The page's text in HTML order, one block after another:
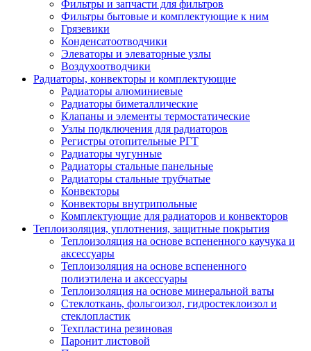
Фильтры и запчасти для фильтров
Фильтры бытовые и комплектующие к ним
Грязевики
Конденсатоотводчики
Элеваторы и элеваторные узлы
Воздухоотводчики
Радиаторы, конвекторы и комплектующие
Радиаторы алюминиевые
Радиаторы биметаллические
Клапаны и элементы термостатические
Узлы подключения для радиаторов
Регистры отопительные РГТ
Радиаторы чугунные
Радиаторы стальные панельные
Радиаторы стальные трубчатые
Конвекторы
Конвекторы внутрипольные
Комплектующие для радиаторов и конвекторов
Теплоизоляция, уплотнения, защитные покрытия
Теплоизоляция на основе вспененного каучука и
аксессуары
Теплоизоляция на основе вспененного
полиэтилена и аксессуары
Теплоизоляция на основе минеральной ваты
Стеклоткань, фольгоизол, гидростеклоизол и
стеклопластик
Техпластина резиновая
Паронит листовой